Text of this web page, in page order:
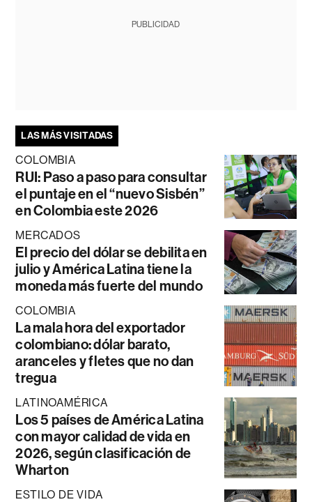
PUBLICIDAD
LAS MÁS VISITADAS
COLOMBIA
RUI: Paso a paso para consultar
el puntaje en el “nuevo Sisbén”
en Colombia este 2026
MERCADOS
El precio del dólar se debilita en
julio y América Latina tiene la
moneda más fuerte del mundo
COLOMBIA
La mala hora del exportador
colombiano: dólar barato,
aranceles y fletes que no dan
tregua
LATINOAMÉRICA
Los 5 países de América Latina
con mayor calidad de vida en
2026, según clasificación de
Wharton
ESTILO DE VIDA